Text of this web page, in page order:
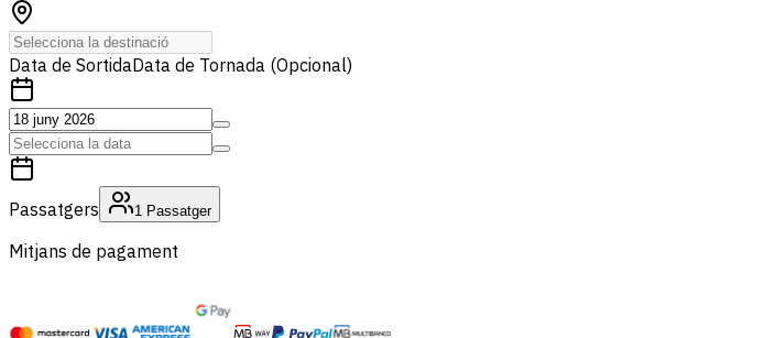
Data de SortidaData de Tornada (Opcional)
Passatgers 1 Passatger
Mitjans de pagament